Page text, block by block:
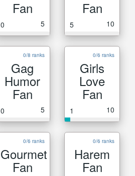
Fan
0 5
Fan
5 10
0/8 ranks
Gag
Humor
Fan
0 5
0/6 ranks
Girls
Love
Fan
1 10
0/6 ranks
Gourmet
Fan
0/6 ranks
Harem
Fan